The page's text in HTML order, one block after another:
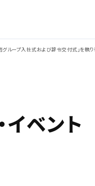
ループ入社式および辞令交付式」を執り
イベント